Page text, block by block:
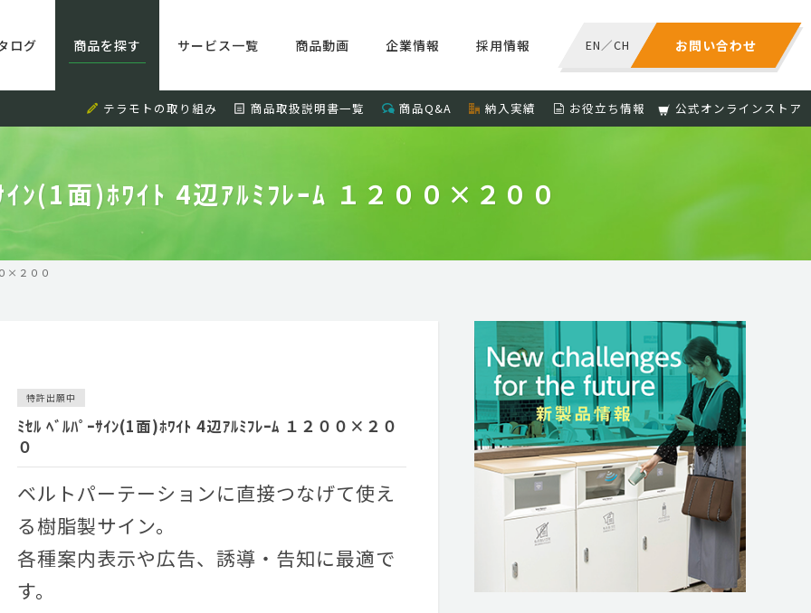
お問い合わせ
EN／CH
ログ 商品を探す サービス一覧 商品動画 企業情報 採用情報
テラモトの取り組み 商品取扱説明書一覧 商品Q&A 納入実績 お役立ち情報 公式オンラインストア
ｲﾝ(1面)ﾎﾜｲﾄ 4辺ｱﾙﾐﾌﾚｰﾑ １２００×２００
×２００
特許出願中
ﾐｾﾙ ﾍﾞﾙﾊﾟｰｻｲﾝ(1面)ﾎﾜｲﾄ 4辺ｱﾙﾐﾌﾚｰﾑ １２００×２０
０
ベルトパーテーションに直接つなげて使え
る樹脂製サイン。
各種案内表示や広告、誘導・告知に最適で
す。